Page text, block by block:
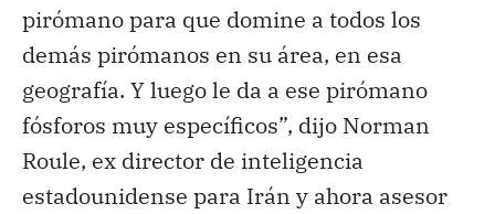
pirómano para que domine a todos los
demás pirómanos en su área, en esa
geografía. Y luego le da a ese pirómano
fósforos muy específicos”, dijo Norman
Roule, ex director de inteligencia
estadounidense para Irán y ahora asesor